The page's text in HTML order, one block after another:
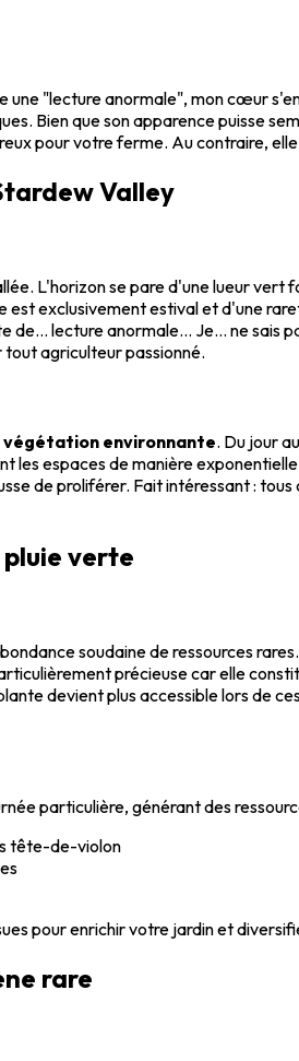
"lecture anormale", mon cœur
Bien que son apparence puisse
pour votre ferme. Au contraire,
Valley
L'horizon se pare d'une lueur vert
exclusivement estival et d'une
lecture anormale... Je... ne sais
tout agriculteur passionné.
environnante. Du jour
les espaces de manière
de proliférer. Fait intéressant :
pluie verte
soudaine de ressources
précieuse car elle
devient plus accessible lors de
particulière, générant des
tête-de-violon
pour enrichir votre jardin et
rare